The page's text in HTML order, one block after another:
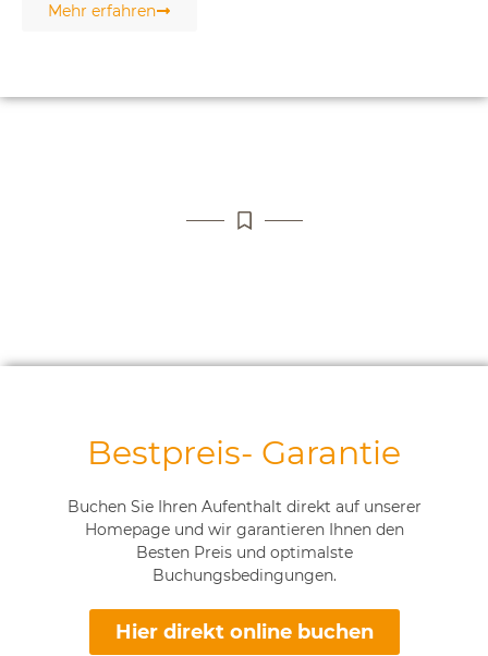
Mehr erfahren
Bestpreis- Garantie
Buchen Sie Ihren Aufenthalt direkt auf unserer
Homepage und wir garantieren Ihnen den
Besten Preis und optimalste
Buchungsbedingungen.
Hier direkt online buchen